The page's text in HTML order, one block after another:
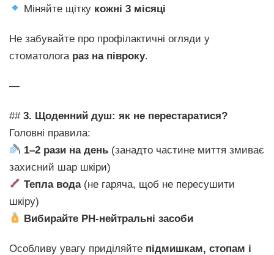
Міняйте щітку кожні 3 місяці
Не забувайте про профілактичні огляди у
стоматолога раз на півроку.
—
## 3. Щоденний душ: як не перестаратися?
Головні правила:
1–2 рази на день (занадто частине миття змиває
захисний шар шкіри)
Тепла вода(не гаряча, щоб не пересушити
шкіру)
Вибирайте PH-нейтральні засоби
Особливу увагу приділяйте підмишкам, стопам і